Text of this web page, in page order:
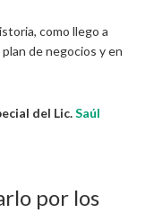
como llego a
de negocios y en
del Lic.Saúl
por los